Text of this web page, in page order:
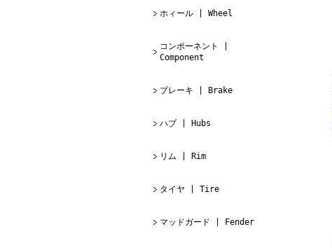
ホィール | Wheel
コンポーネント |
Component
ブレーキ | Brake
ハブ | Hubs
リム | Rim
タイヤ | Tire
マッドガード | Fender